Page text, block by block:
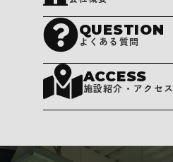
QUESTION
よくある質問
ACCESS
施設紹介・アクセス